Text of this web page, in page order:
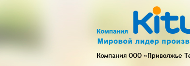
Компания ООО «Приволжье